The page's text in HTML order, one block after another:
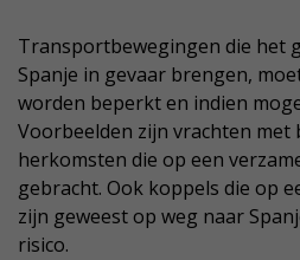
Transportbewegingen die het
Spanje in gevaar brengen,
worden beperkt en indien
Voorbeelden zijn vrachten met
herkomsten die op een
gebracht. Ook koppels die op
zijn geweest op weg naar
risico.